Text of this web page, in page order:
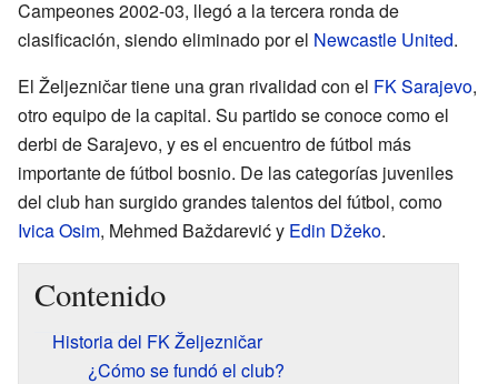
Campeones 2002-03, llegó a la tercera ronda de
clasificación, siendo eliminado por el Newcastle United.
El Željezničar tiene una gran rivalidad con el FK Sarajevo,
otro equipo de la capital. Su partido se conoce como el
derbi de Sarajevo, y es el encuentro de fútbol más
importante de fútbol bosnio. De las categorías juveniles
del club han surgido grandes talentos del fútbol, como
Ivica Osim, Mehmed Baždarević y Edin Džeko.
Contenido
Historia del FK Željezničar
¿Cómo se fundó el club?